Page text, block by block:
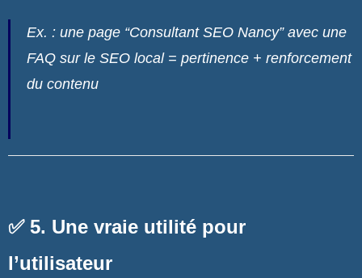
Ex. : une page “Consultant SEO Nancy” avec une
FAQ sur le SEO local = pertinence + renforcement
du contenu
✅ 5. Une vraie utilité pour
l’utilisateur